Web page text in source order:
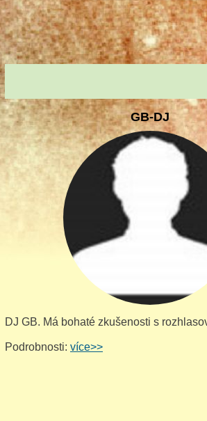
GB-DJ
DJ GB. Má bohaté zkušenosti s
Podrobnosti: více>>